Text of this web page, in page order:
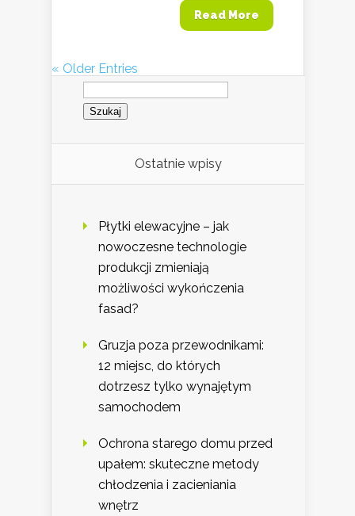
Read More
« Older Entries
Szukaj:
Ostatnie wpisy
Płytki elewacyjne – jak
nowoczesne technologie
produkcji zmieniają
możliwości wykończenia
fasad?
Gruzja poza przewodnikami:
12 miejsc, do których
dotrzesz tylko wynajętym
samochodem
Ochrona starego domu przed
upałem: skuteczne metody
chłodzenia i zacieniania
wnętrz